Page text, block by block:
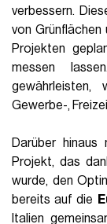
verbessern.
von Grünflächen
Projekten
messen
Gewerbe-,
Darüber
Projekt, das
wurde, den
bereits auf die
Italien